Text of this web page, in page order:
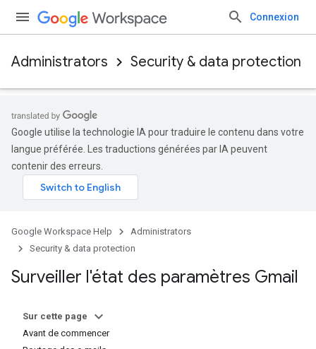
Connexion
Administrators Security & data protection
Google utilise la technologie IA pour traduire le contenu dans votre
langue préférée. Les traductions générées par IA peuvent
contenir des erreurs.
Google Workspace Help
Administrators
Security & data protection
Surveiller l'état des paramètres Gmail
Sur cette page
Avant de commencer